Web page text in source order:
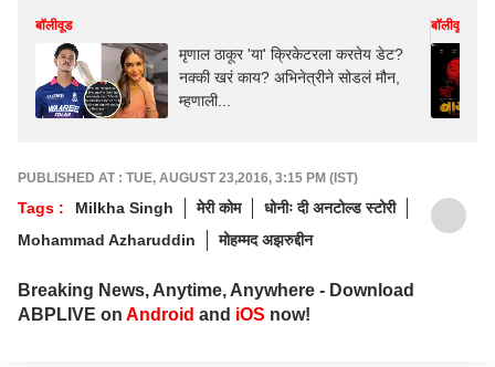
बॉलीवूड
मृणाल ठाकूर 'या' क्रिकेटरला करतेय डेट?
नक्की खरं काय? अभिनेत्रीने सोडलं मौन,
म्हणाली...
बॉलीवूड
PUBLISHED AT : TUE, AUGUST 23,2016, 3:15 PM (IST)
Tags : Milkha Singh मेरी कोम
धोनीः दी अनटोल्ड स्टोरी
Mohammad Azharuddin
मोहम्मद अझरुद्दीन
Breaking News, Anytime, Anywhere - Download
ABPLIVE on Android and iOS now!